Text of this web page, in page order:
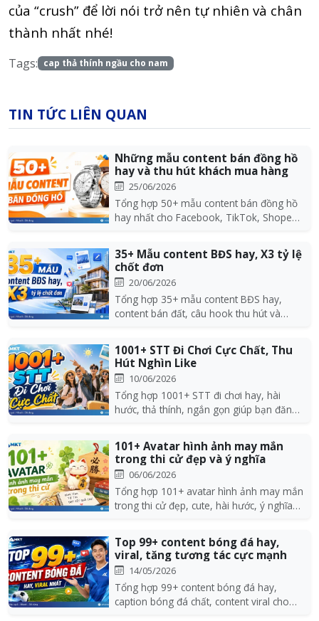
của “crush” để lời nói trở nên tự nhiên và chân
thành nhất nhé!
Tags: cap thả thính ngầu cho nam
TIN TỨC LIÊN QUAN
Những mẫu content bán đồng hồ
hay và thu hút khách mua hàng
25/06/2026
Tổng hợp 50+ mẫu content bán đồng hồ
hay nhất cho Facebook, TikTok, Shopee:
35+ Mẫu content BĐS hay, X3 tỷ lệ
chốt đơn
20/06/2026
Tổng hợp 35+ mẫu content BĐS hay,
content bán đất, câu hook thu hút và
1001+ STT Đi Chơi Cực Chất, Thu
Hút Nghìn Like
10/06/2026
Tổng hợp 1001+ STT đi chơi hay, hài
hước, thả thính, ngắn gọn giúp bạn đăng
101+ Avatar hình ảnh may mắn
trong thi cử đẹp và ý nghĩa
06/06/2026
Tổng hợp 101+ avatar hình ảnh may mắn
trong thi cử đẹp, cute, hài hước, ý nghĩa
Top 99+ content bóng đá hay,
viral, tăng tương tác cực mạnh
14/05/2026
Tổng hợp 99+ content bóng đá hay,
caption bóng đá chất, content viral cho